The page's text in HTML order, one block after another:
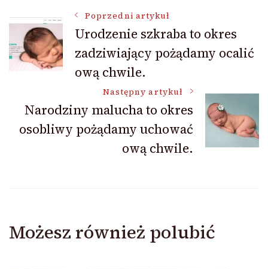
Nawigacja
wpisu
Poprzedni artykuł
Urodzenie szkraba to okres
zadziwiający pożądamy ocalić
ową chwile.
Następny artykuł
Narodziny malucha to okres
osobliwy pożądamy uchować
ową chwile.
Możesz również polubić